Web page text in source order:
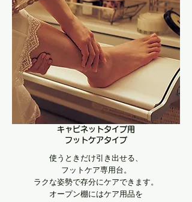
キャビネットタイプ用
​フットケアタイプ
使うときだけ引き出せる、
フットケア専用台。
ラクな姿勢で存分にケアできます。
オープン棚にはケア用品を